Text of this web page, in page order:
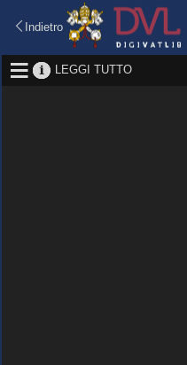
Indietro
LEGGI TUTTO